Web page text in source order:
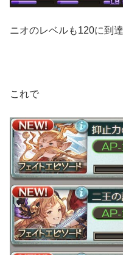
ニオのレベルも120に到達
これで